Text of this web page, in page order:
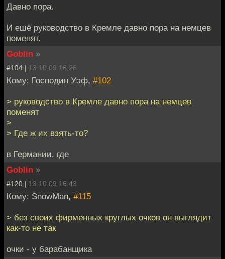
Давно пора.
И ешё руководство в Кремле давно пора на немцев
поменят.
Goblin »
#104 | 13.10.09 16:26
Кому: Господин Уэф, #102
> руководство в Кремле давно пора на немцев
поменят
>
> Где ж их взять-то?
в Германии, где
Goblin »
#120 | 13.10.09 16:43
Кому: SnowMan, #115
> без своих фирменных круглых очков он выглядит
как-то не так
очки - у барабанщика